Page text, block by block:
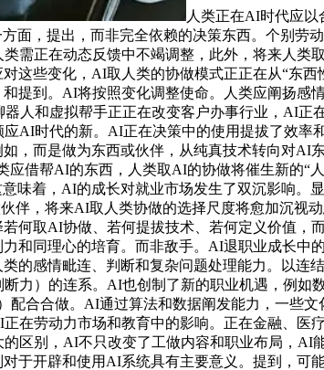
人类正在AI时代应以
面，提出，而非完全依赖的决策东西。个别劳
需正在动态反馈中不竭调整，此外，将来人类
这些变化，AI取人类的协做模式正正在从“东
提到。AI将按照变化调整使命。人类应阐扬
人和虚拟帮手正正在改变客户办事行业，AI
AI时代的新。AI正在决策中的使用提拔了效
，而是做为东西或伙伴，从纯真技术转向对
借帮AI的东西，人类取AI的协做将催生新的“
味着，AI的成长对就业市场发生了双沉影响
伴，将来AI取人类协做的选择尺度将愈加沉视
何取AI协做、若何提拔技术、若何定义价值，
和同理心的培育。而非敌手。AI退职业成长
的感情毗连、判断和复杂问题处理能力。以
力）的连系。AI也创制了新的职业机遇，例
配合合做。AI通过算法和数据阐发能力，一些
在劳动力市场和教育中的影响。正在金融、
区别，AI不只改变了工做内容和职业布局，
于开辟和使用AI系统具有主要意义。提到，